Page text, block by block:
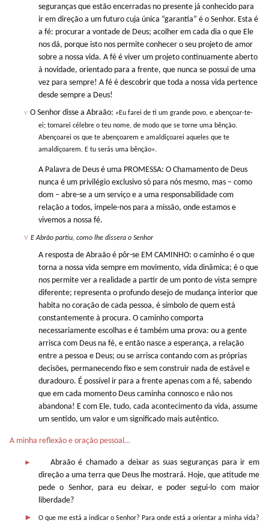
seguranças que estão encerradas no presente já conhecido para
ir em direção a um futuro cuja única “garantia” é o Senhor. Esta é
a fé: procurar a vontade de Deus; acolher em cada dia o que Ele
nos dá, porque isto nos permite conhecer o seu projeto de amor
sobre a nossa vida. A fé é viver um projeto continuamente aberto
à novidade, orientado para a frente, que nunca se possui de uma
vez para sempre! A fé é descobrir que toda a nossa vida pertence
desde sempre a Deus!
v O Senhor disse a Abraão: «Eu farei de ti um grande povo, e abençoar-te-
ei; tornarei célebre o teu nome, de modo que se torne uma bênção.
Abençoarei os que te abençoarem e amaldiçoarei aqueles que te
amaldiçoarem. E tu serás uma bênção».
A Palavra de Deus é uma PROMESSA: O Chamamento de Deus
nunca é um privilégio exclusivo só para nós mesmo, mas – como
dom – abre-se a um serviço e a uma responsabilidade com
relação a todos, impele-nos para a missão, onde estamos e
vivemos a nossa fé.
v E Abrão partiu, como lhe dissera o Senhor
A resposta de Abraão é pôr-se EM CAMINHO: o caminho é o que
torna a nossa vida sempre em movimento, vida dinâmica; é o que
nos permite ver a realidade a partir de um ponto de vista sempre
diferente; representa o profundo desejo de mudança interior que
habita no coração de cada pessoa, é símbolo de quem está
constantemente à procura. O caminho comporta
necessariamente escolhas e é também uma prova: ou a gente
arrisca com Deus na fé, e então nasce a esperança, a relação
entre a pessoa e Deus; ou se arrisca contando com as próprias
decisões, permanecendo fixo e sem construir nada de estável e
duradouro. É possível ir para a frente apenas com a fé, sabendo
que em cada momento Deus caminha connosco e não nos
abandona! E com Ele, tudo, cada acontecimento da vida, assume
um sentido, um valor e um significado mais autêntico.
A minha reflexão e oração pessoal…
►
Abraão é chamado a deixar as suas seguranças para ir em
direção a uma terra que Deus lhe mostrará. Hoje, que atitude me
pede o Senhor, para eu deixar, e poder segui-lo com maior
liberdade?
► O que me está a indicar o Senhor? Para onde está a orientar a minha vida?